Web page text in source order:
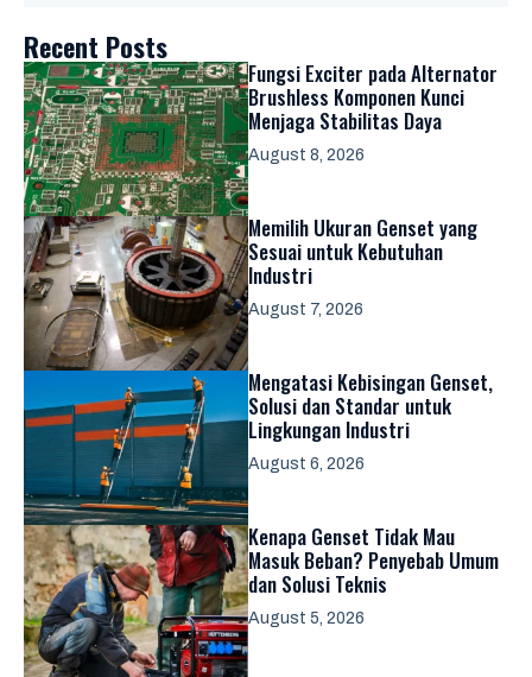
Recent Posts
Fungsi Exciter pada Alternator
Brushless Komponen Kunci
Menjaga Stabilitas Daya
August 8, 2026
Memilih Ukuran Genset yang
Sesuai untuk Kebutuhan
Industri
August 7, 2026
Mengatasi Kebisingan Genset,
Solusi dan Standar untuk
Lingkungan Industri
August 6, 2026
Kenapa Genset Tidak Mau
Masuk Beban? Penyebab Umum
dan Solusi Teknis
August 5, 2026